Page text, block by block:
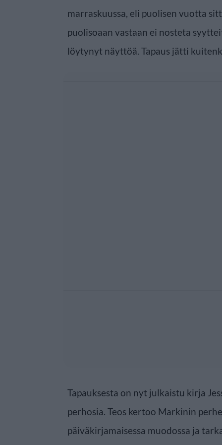
marraskuussa, eli puolisen vuotta
puolisoaan vastaan ei nosteta
löytynyt näyttöä. Tapaus jätti
Tapauksesta on nyt julkaistu kirja
perhosia. Teos kertoo Markinin
päiväkirjamaisessa muodossa ja